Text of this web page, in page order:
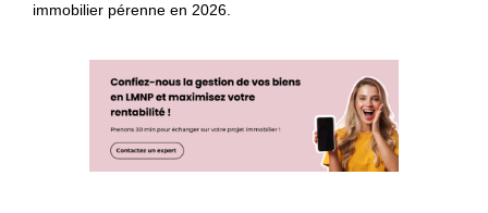
immobilier pérenne en 2026.